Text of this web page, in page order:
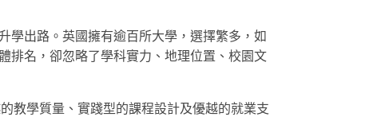
學出路。英國擁有逾百所大學，選擇繁多，如
排名，卻忽略了學科實力、地理位置、校園文
教學質量、實踐型的課程設計及優越的就業支